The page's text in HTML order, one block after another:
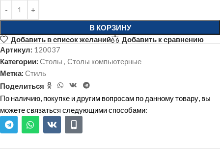
В КОРЗИНУ
Добавить в список желаний
Добавить к сравнению
Артикул: 120037
Категории: Столы , Столы компьютерные
Метка: Стиль
Поделиться
По наличию, покупке и другим вопросам по данному товару, вы
можете связаться следующими способами: